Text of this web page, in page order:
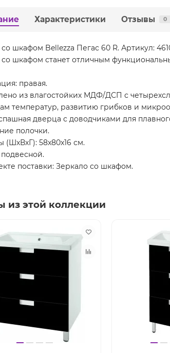
Характеристики Отзывы 0
шкафом Bellezza Пегас 60 R. Артикул:
со шкафом станет отличным
правая.
из влагостойких МДФ/ДСП с
температур, развитию грибков и
дверца с доводчиками для
полочки.
(ШхВхГ): 58x80x16 см.
поставки: Зеркало со шкафом.
из этой коллекции